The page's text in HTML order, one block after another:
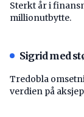
Sterkt år i
millionutbytte.
Sigrid med
Tredobla
verdien på